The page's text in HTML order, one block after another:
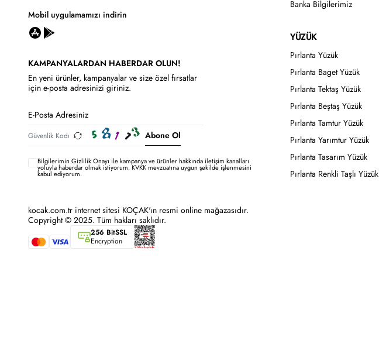
Mobil uygulamamızı indirin
KAMPANYALARDAN HABERDAR OLUN!
En yeni ürünler, kampanyalar ve size özel fırsatlar
için e-posta adresinizi giriniz.
Abone Ol
Bilgilerimin Gizlilik Onayı ile kampanya ve ürünler hakkında iletişim kanalları
yoluyla haberdar olmak istiyorum.KVKK mevzuatına uygun şekilde işlenmesini
kabul ediyorum.
kocak.com.tr internet sitesi KOÇAK'ın resmi online mağazasıdır.
Copyright © 2025. Tüm hakları saklıdır.
256 BitSSL
Encryption
Banka Bilgilerimiz
YÜZÜK
Pırlanta Yüzük
Pırlanta Baget Yüzük
Pırlanta Tektaş Yüzük
Pırlanta Beştaş Yüzük
Pırlanta Tamtur Yüzük
Pırlanta Yarımtur Yüzük
Pırlanta Tasarım Yüzük
Pırlanta Renkli Taşlı Yüzük